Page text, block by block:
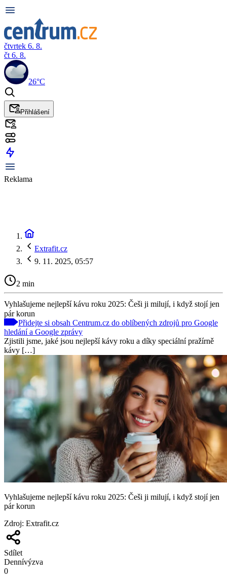
čtvrtek 6. 8.
čt 6. 8.
26°C
Přihlášení
Reklama
Extrafit.cz
9. 11. 2025, 05:57
2 min
Vyhlašujeme nejlepší kávu roku 2025: Češi ji milují, i když stojí jen
pár korun
Přidejte si obsah Centrum.cz do oblíbených zdrojů pro Google
hledání a Google zprávy
Zjistili jsme, jaké jsou nejlepší kávy roku a díky speciální pražírně
kávy […]
Vyhlašujeme nejlepší kávu roku 2025: Češi ji milují, i když stojí jen
pár korun
Zdroj: Extrafit.cz
Sdílet
Dennívýzva
0